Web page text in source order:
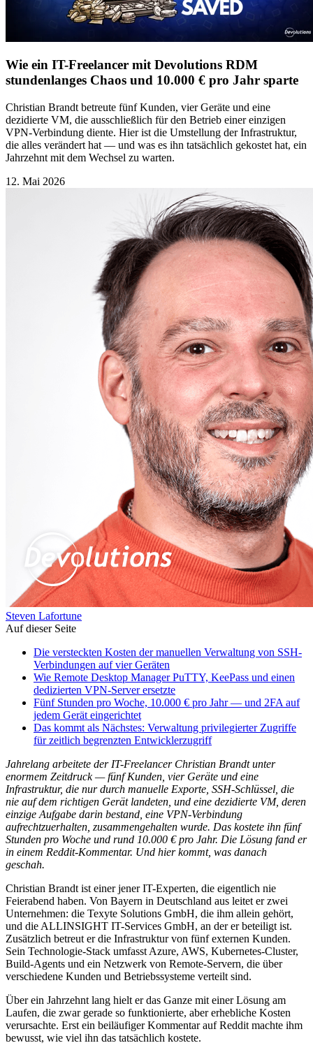
Wie ein IT-Freelancer mit Devolutions RDM
stundenlanges Chaos und 10.000 € pro Jahr sparte
Christian Brandt betreute fünf Kunden, vier Geräte und eine
dezidierte VM, die ausschließlich für den Betrieb einer einzigen
VPN-Verbindung diente. Hier ist die Umstellung der Infrastruktur,
die alles verändert hat — und was es ihn tatsächlich gekostet hat, ein
Jahrzehnt mit dem Wechsel zu warten.
12. Mai 2026
Steven Lafortune
Auf dieser Seite
Die versteckten Kosten der manuellen Verwaltung von SSH-
Verbindungen auf vier Geräten
Wie Remote Desktop Manager PuTTY, KeePass und einen
dedizierten VPN-Server ersetzte
Fünf Stunden pro Woche, 10.000 € pro Jahr — und 2FA auf
jedem Gerät eingerichtet
Das kommt als Nächstes: Verwaltung privilegierter Zugriffe
für zeitlich begrenzten Entwicklerzugriff
Jahrelang arbeitete der IT-Freelancer Christian Brandt unter
enormem Zeitdruck — fünf Kunden, vier Geräte und eine
Infrastruktur, die nur durch manuelle Exporte, SSH-Schlüssel, die
nie auf dem richtigen Gerät landeten, und eine dezidierte VM, deren
einzige Aufgabe darin bestand, eine VPN-Verbindung
aufrechtzuerhalten, zusammengehalten wurde. Das kostete ihn fünf
Stunden pro Woche und rund 10.000 € pro Jahr. Die Lösung fand er
in einem Reddit-Kommentar. Und hier kommt, was danach
geschah.
Christian Brandt ist einer jener IT-Experten, die eigentlich nie
Feierabend haben. Von Bayern in Deutschland aus leitet er zwei
Unternehmen: die Texyte Solutions GmbH, die ihm allein gehört,
und die ALLINSIGHT IT-Services GmbH, an der er beteiligt ist.
Zusätzlich betreut er die Infrastruktur von fünf externen Kunden.
Sein Technologie-Stack umfasst Azure, AWS, Kubernetes-Cluster,
Build-Agents und ein Netzwerk von Remote-Servern, die über
verschiedene Kunden und Betriebssysteme verteilt sind.
Über ein Jahrzehnt lang hielt er das Ganze mit einer Lösung am
Laufen, die zwar gerade so funktionierte, aber erhebliche Kosten
verursachte. Erst ein beiläufiger Kommentar auf Reddit machte ihm
bewusst, wie viel ihn das tatsächlich kostete.